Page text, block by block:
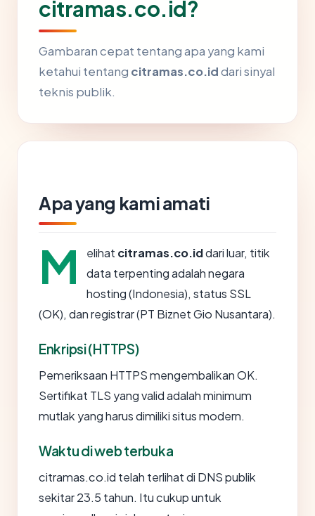
citramas.co.id?
Gambaran cepat tentang apa yang kami
ketahui tentang citramas.co.iddari sinyal
teknis publik.
Apa yang kami amati
M elihat citramas.co.iddari luar, titik
data terpenting adalah negara
hosting (Indonesia), status SSL
(OK), dan registrar (PT Biznet Gio Nusantara).
Enkripsi (HTTPS)
Pemeriksaan HTTPS mengembalikan OK.
Sertifikat TLS yang valid adalah minimum
mutlak yang harus dimiliki situs modern.
Waktu di web terbuka
citramas.co.id telah terlihat di DNS publik
sekitar 23.5 tahun. Itu cukup untuk